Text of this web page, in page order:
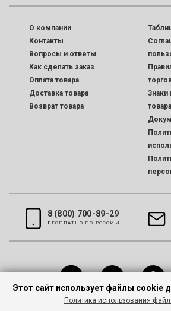
O компании
Контакты
Вопросы и ответы
Как сделать заказ
Оплата товара
Доставка товара
Возврат товара
Знаки
8 (800) 700-89-29
БЕСПЛАТНО ПО РОССИИ
Этот сайт использует файлы cookie
Политика использования